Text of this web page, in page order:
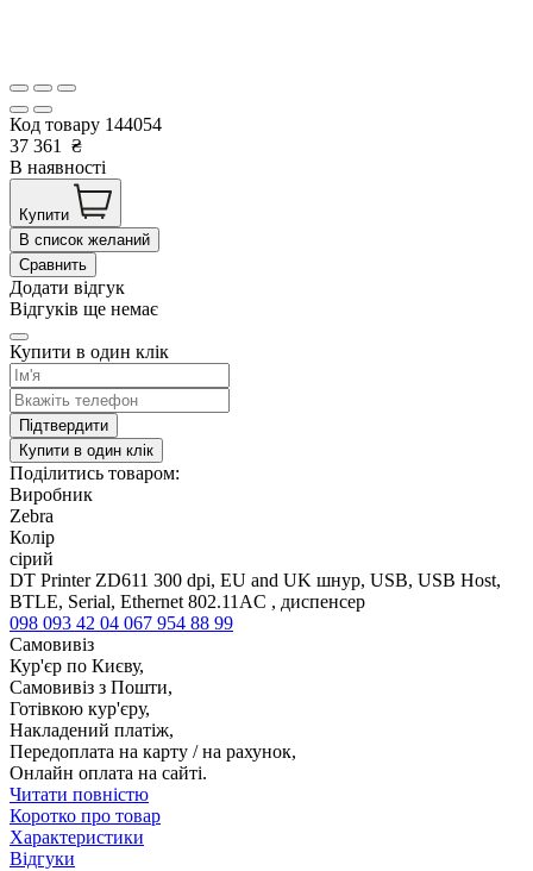
Код товару 144054
37 361
₴
В наявності
Купити
В список желаний
Сравнить
Додати відгук
Відгуків ще немає
Купити в один клік
Підтвердити
Купити в один клік
Поділитись товаром:
Виробник
Zebra
Колір
сірий
DT Printer ZD611 300 dpi, EU and UK шнур, USB, USB Host,
BTLE, Serial, Ethernet 802.11AC , диспенсер
098 093 42 04 067 954 88 99
Самовивіз
Кур'єр по Києву,
Самовивіз з Пошти,
Готівкою кур'єру,
Накладений платіж,
Передоплата на карту / на рахунок,
Онлайн оплата на сайті.
Читати повністю
Коротко про товар
Характеристики
Відгуки